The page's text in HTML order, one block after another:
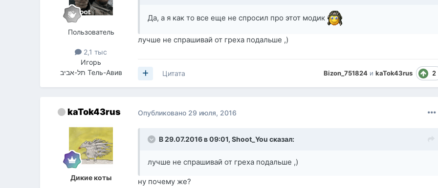
Пользователь
2,1 тыс
Игорь
תל-אביב Тель-Авив
Да, а я как то все еще не спросил про этот модик
лучше не спрашивай от греха подальше ,)
Bizon_751824 иkaTok43rus 2
Цитата
kaTok43rus
Дикие коты
Опубликовано 29 июля, 2016
В 29.07.2016 в 09:01,Shoot_You сказал:
лучше не спрашивай от греха подальше ,)
ну почему же?